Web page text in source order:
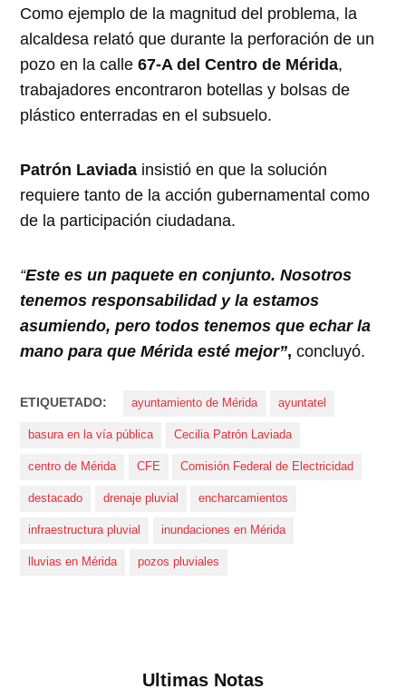
Como ejemplo de la magnitud del problema, la
alcaldesa relató que durante la perforación de un
pozo en la calle67-A del Centro de Mérida,
trabajadores encontraron botellas y bolsas de
plástico enterradas en el subsuelo.
Patrón Laviada insistió en que la solución
requiere tanto de la acción gubernamental como
de la participación ciudadana.
“Este es un paquete en conjunto. Nosotros
tenemos responsabilidad y la estamos
asumiendo, pero todos tenemos que echar la
mano para que Mérida esté mejor”,concluyó.
ETIQUETADO: ayuntamiento de Mérida ayuntatel
basura en la vía pública Cecilia Patrón Laviada
centro de Mérida CFE Comisión Federal de Electricidad
destacado drenaje pluvial encharcamientos
infraestructura pluvial inundaciones en Mérida
lluvias en Mérida pozos pluviales
Ultimas Notas